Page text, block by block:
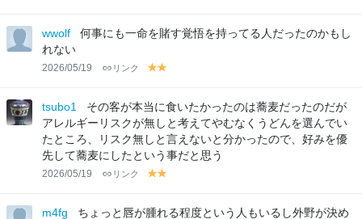
lo lo
wwolf
何事にも一命を賭す覚悟を持ってる人だったのかもし
れない
2026/05/19 リンク
y
lo
w
lo
w
tsubo1
その客が本当に食いたかったのは蕎麦だったのだが
アレルギーリスクが無しと考えてやむなくうどんを選んでい
たところ、リスク無しと言えないと分かったので、好みを優
先して蕎麦にしたという事だと思う
2026/05/19 リンク
y
lolo
m4fg
ちょっと唇が腫れる程度という人もいるし外野が決め